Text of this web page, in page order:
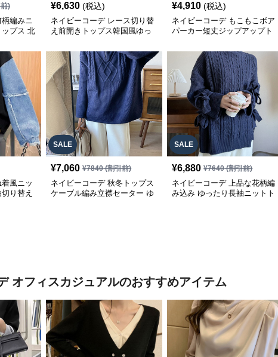
)
編みニ
ップス 北
¥6,630 (税込)
ネイビーコーデ レース切り替
え前開きトップス韓国風ゆっ
¥4,910 (税込)
ネイビーコーデ もこもこボア
パーカー短丈ジップアップト
風ニッ
り替え
SALE
¥7,060 ¥7840(割引前)
ネイビーコーデ 秋冬トップス
ケーブル編み立襟セーター ゆ
SALE
¥6,880 ¥7640(割引前)
ネイビーコーデ 上品な花柄編
み込み ゆったり長袖ニットト
オフィスカジュアルのおすすめアイテム